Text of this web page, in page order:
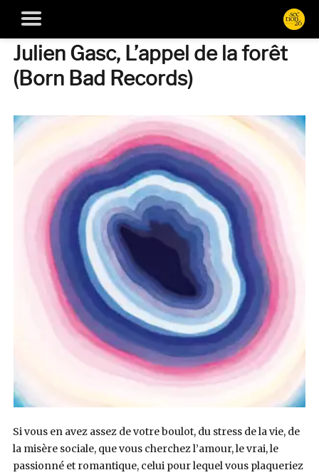
Julien Gasc, L’appel de la forêt
(Born Bad Records)
Si vous en avez assez de votre boulot, du stress de la vie, de
la misère sociale, que vous cherchez l’amour, le vrai, le
passionné et romantique, celui pour lequel vous plaqueriez